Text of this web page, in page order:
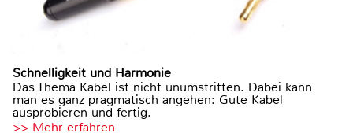
Schnelligkeit und Harmonie
Das Thema Kabel ist nicht unumstritten. Dabei kann
man es ganz pragmatisch angehen: Gute Kabel
ausprobieren und fertig.
>> Mehr erfahren